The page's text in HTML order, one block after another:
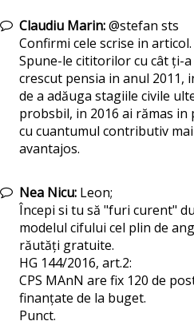
Claudiu Marin:@stefan sts
Confirmi cele scrise in articol.
Spune-le cititorilor cu cât ți-a
crescut pensia in anul 2011,
de a adăuga stagiile civile
probsbil, in 2016 ai rămas in
cu cuantumul contributiv mai
avantajos.
Nea Nicu:Leon;
Începi si tu să "furi curent"
modelul cifului cel plin de
răutăți gratuite.
HG 144/2016, art.2:
CPS MAnN are fix 120 de
finanțate de la buget.
Punct.